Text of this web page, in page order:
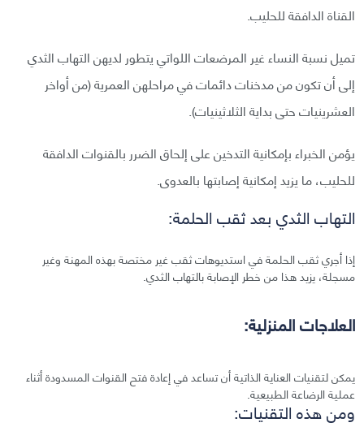
القناة الدافقة للحليب.
تميل نسبة النساء غير المرضعات اللواتي يتطور لديهن التهاب الثدي
إلى أن تكون من مدخنات دائمات في مراحلهن العمرية (من أواخر
العشرينيات حتى بداية الثلاثينيات).
يؤمن الخبراء بإمكانية التدخين على إلحاق الضرر بالقنوات الدافقة
للحليب، ما يزيد إمكانية إصابتها بالعدوى.
التهاب الثدي بعد ثقب الحلمة:
إذا أجري ثقب الحلمة في استديوهات ثقب غير مختصة بهذه المهنة وغير
مسجلة، يزيد هذا من خطر الإصابة بالتهاب الثدي.
العلاجات المنزلية:
يمكن لتقنيات العناية الذاتية أن تساعد في إعادة فتح القنوات المسدودة أثناء
عملية الرضاعة الطبيعية.
ومن هذه التقنيات: